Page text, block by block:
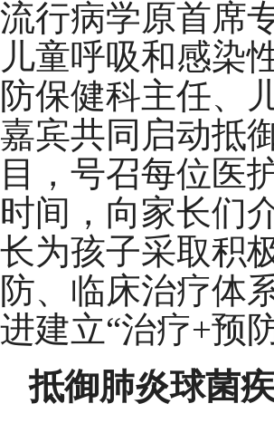
流行病学原首席
儿童呼吸和感染
防保健科主任、
嘉宾共同启动抵
目，号召每位医
时间，向家长们
长为孩子采取积
防、临床治疗体
进建立“治疗+预
抵御肺炎球菌